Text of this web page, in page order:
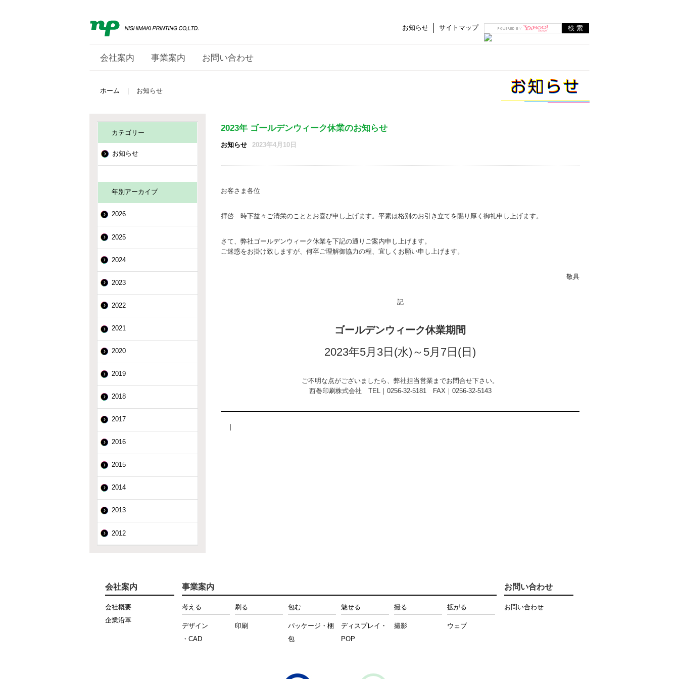
お知らせ サイトマップ
会社案内 事業案内 お問い合わせ
ホーム ｜ お知らせ
2023年 ゴールデンウィーク休業のお知らせ
お知らせ 2023年4月10日
お客さま各位
拝啓 時下益々ご清栄のこととお喜び申し上げます。平素は格別のお引き立てを賜り厚く御礼申し上げます。
さて、弊社ゴールデンウィーク休業を下記の通りご案内申し上げます。
ご迷惑をお掛け致しますが、何卒ご理解御協力の程、宜しくお願い申し上げます。
敬具
記
ゴールデンウィーク休業期間
2023年5月3日(水)～5月7日(日)
ご不明な点がございましたら、弊社担当営業までお問合せ下さい。
西巻印刷株式会社 TEL｜0256-32-5181 FAX｜0256-32-5143
｜
カテゴリー
お知らせ
年別アーカイブ
2026
2025
2024
2023
2022
2021
2020
2019
2018
2017
2016
2015
2014
2013
2012
会社案内
会社概要
企業沿革
事業案内
考える
デザイン
・CAD
刷る
印刷
包む
パッケージ・梱
包
魅せる
ディスプレイ・
POP
撮る
撮影
拡がる
ウェブ
お問い合わせ
お問い合わせ